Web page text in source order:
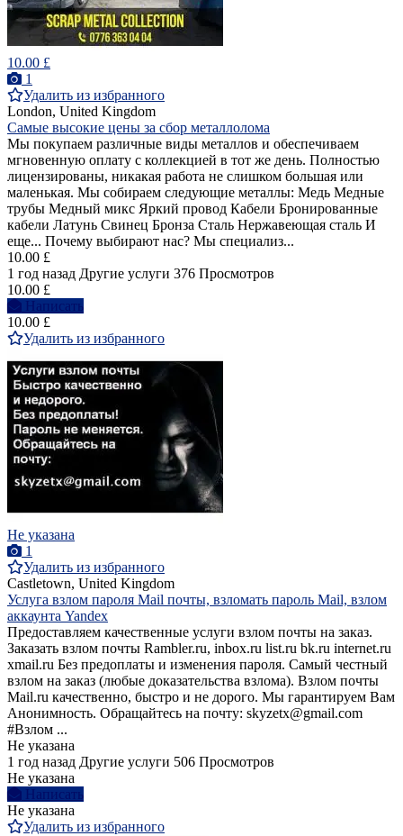
10.00 £
1
Удалить из избранного
London, United Kingdom
Самые высокие цены за сбор металлолома
Мы покупаем различные виды металлов и обеспечиваем
мгновенную оплату с коллекцией в тот же день. Полностью
лицензированы, никакая работа не слишком большая или
маленькая. Мы собираем следующие металлы: Медь Медные
трубы Медный микс Яркий провод Кабели Бронированные
кабели Латунь Свинец Бронза Сталь Нержавеющая сталь И
еще... Почему выбирают нас? Мы специализ...
10.00 £
1 год назад Другие услуги 376 Просмотров
10.00 £
Написать
10.00 £
Удалить из избранного
Не указана
1
Удалить из избранного
Castletown, United Kingdom
Услуга взлом пароля Mail почты, взломать пароль Mail, взлом
аккаунта Yandex
Предоставляем качественные услуги взлом почты на заказ.
Заказать взлoм почты Rambler.ru, inbox.ru list.ru bk.ru internet.ru
xmail.ru Без предоплаты и изменения пароля. Самый честный
взлом на заказ (любые доказательства взлома). Bзлом почты
Mail.ru качественно, быстро и не дорого. Мы гарантируем Вам
Анонимность. Обращайтесь на почту: skyzetx@gmail.com
#Взлом ...
Не указана
1 год назад Другие услуги 506 Просмотров
Не указана
Написать
Не указана
Удалить из избранного